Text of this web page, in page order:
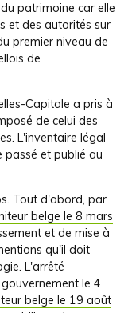
patrimoine car elle
et des autorités sur
premier niveau de
de
Capitale a pris à
de celui des
L'inventaire légal
passé et publié au
Tout d'abord, par
belge le 8 mars
et de mise à
qu'il doit
L'arrêté
le 4
belge le 19 août